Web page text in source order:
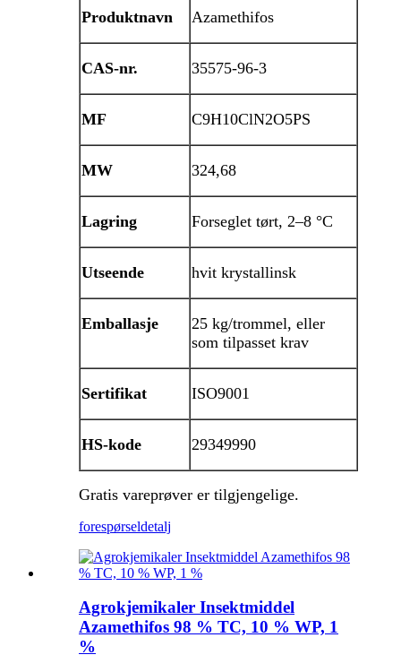
Produktnavn Azamethifos
CAS-nr. 35575-96-3
MF C9H10ClN2O5PS
MW 324,68
Lagring Forseglet tørt, 2–8 °C
Utseende hvit krystallinsk
Emballasje
25 kg/trommel, eller
som tilpasset krav
Sertifikat ISO9001
HS-kode 29349990
Gratis vareprøver er tilgjengelige.
forespørseldetalj
Agrokjemikaler Insektmiddel
Azamethifos 98 % TC, 10 % WP, 1
%